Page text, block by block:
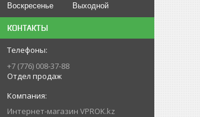
Воскресенье
Выходной
КОНТАКТЫ
+7 (776) 008-37-88
Отдел продаж
Интернет-магазин VPROK.kz